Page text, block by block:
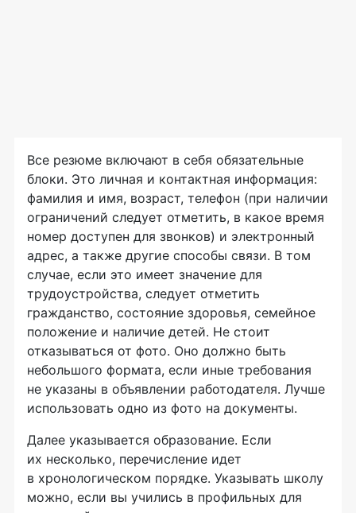
Все резюме включают в себя обязательные
блоки. Это личная и контактная информация:
фамилия и имя, возраст, телефон (при наличии
ограничений следует отметить, в какое время
номер доступен для звонков) и электронный
адрес, а также другие способы связи. В том
случае, если это имеет значение для
трудоустройства, следует отметить
гражданство, состояние здоровья, семейное
положение и наличие детей. Не стоит
отказываться от фото. Оно должно быть
небольшого формата, если иные требования
не указаны в объявлении работодателя. Лучше
использовать одно из фото на документы.
Далее указывается образование. Если
их несколько, перечисление идет
в хронологическом порядке. Указывать школу
можно, если вы учились в профильных для